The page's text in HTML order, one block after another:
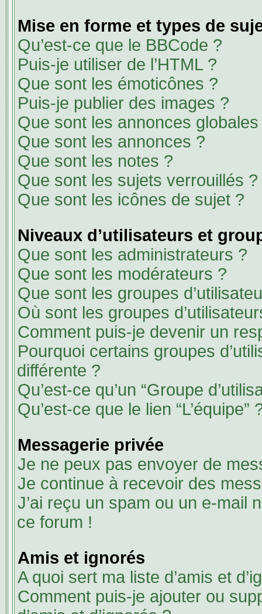
Mise en forme et types de
Qu’est-ce que le BBCode ?
Puis-je utiliser de l’HTML ?
Que sont les émoticônes ?
Puis-je publier des images ?
Que sont les annonces globales
Que sont les annonces ?
Que sont les notes ?
Que sont les sujets verrouillés ?
Que sont les icônes de sujet ?
Niveaux d’utilisateurs et
Que sont les administrateurs ?
Que sont les modérateurs ?
Que sont les groupes
Où sont les groupes
Comment puis-je devenir un
Pourquoi certains groupes
différente ?
Qu’est-ce qu’un “Groupe
Qu’est-ce que le lien “L’équipe”
Messagerie privée
Je ne peux pas envoyer de
Je continue à recevoir des
J’ai reçu un spam ou un e-mail
ce forum !
Amis et ignorés
A quoi sert ma liste d’amis et
Comment puis-je ajouter ou